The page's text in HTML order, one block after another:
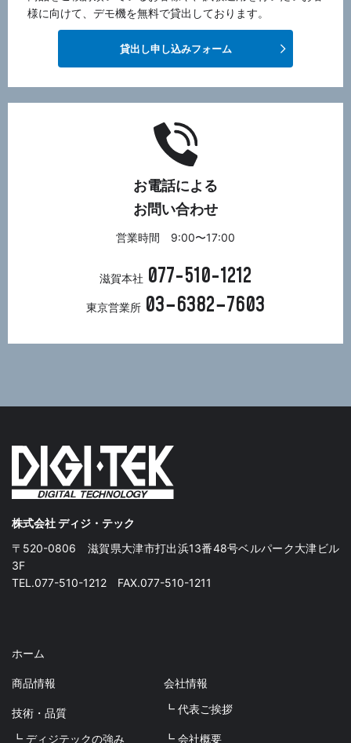
様に向けて、デモ機を無料で貸出しております。
貸出し申し込みフォーム
お電話による
お問い合わせ
営業時間 9:00〜17:00
滋賀本社 077-510-1212
東京営業所 03−6382−7603
株式会社 ディジ・テック
〒520-0806 滋賀県大津市打出浜13番48号ベルパーク大津ビル
3F
TEL.077-510-1212 FAX.077-510-1211
ホーム
商品情報
技術・品質
┗ ディジテックの強み
会社情報
┗ 代表ご挨拶
┗ 会社概要